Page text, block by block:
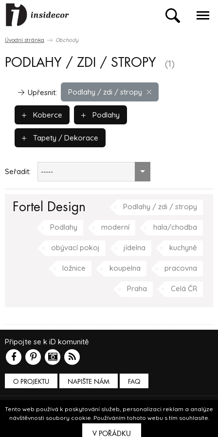
Tento web používá k poskytování služeb, personalizaci reklam a analýze
návštěvnosti soubory cookie. Používáním tohoto webu s tím souhlasíte.
V POŘÁDKU
Úvodní stránka Obchody
PODLAHY / ZDI / STROPY (1)
Podlahy / zdi / stropy
Upřesnit:
Koberce Podlahy
Tapety / Dekorace
Seřadit: -----
Fortel Design Podlahy / zdi / stropy
Podlahy moderní hala/chodba
obývací pokoj jídelna kuchyně
ložnice koupelna pracovna
Praha Celá ČR
O PROJEKTU NAPIŠTE NÁM
Připojte se k iD komunitě
FAQ
Podmínky používání
© Insidecor 2013-2019.